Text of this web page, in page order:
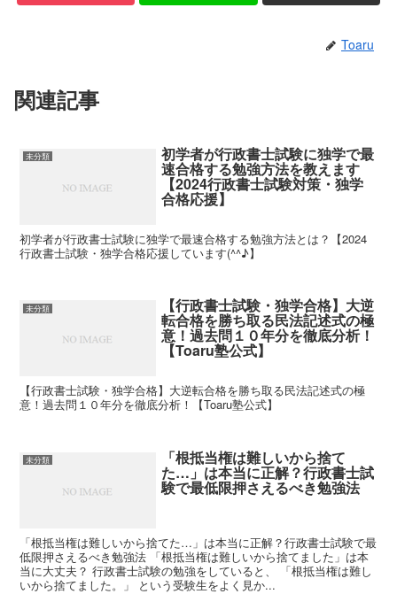
Toaru
関連記事
未分類 初学者が行政書士試験に独学で最
速合格する勉強方法を教えます
【2024行政書士試験対策・独学
合格応援】
初学者が行政書士試験に独学で最速合格する勉強方法とは？【2024
行政書士試験・独学合格応援しています(^^♪】
未分類 【行政書士試験・独学合格】大逆
転合格を勝ち取る民法記述式の極
意！過去問１０年分を徹底分析！
【Toaru塾公式】
【行政書士試験・独学合格】大逆転合格を勝ち取る民法記述式の極
意！過去問１０年分を徹底分析！【Toaru塾公式】
未分類 「根抵当権は難しいから捨て
た…」は本当に正解？行政書士試
験で最低限押さえるべき勉強法
「根抵当権は難しいから捨てた…」は本当に正解？行政書士試験で最
低限押さえるべき勉強法 「根抵当権は難しいから捨てました」は本
当に大丈夫？ 行政書士試験の勉強をしていると、 「根抵当権は難し
いから捨てました。」 という受験生をよく見か...